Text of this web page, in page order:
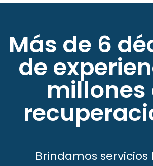
Más de 6
de
millones
Brindamos servicios